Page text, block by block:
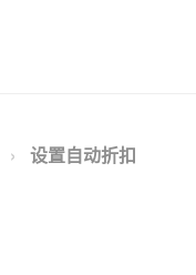
设置自动折扣